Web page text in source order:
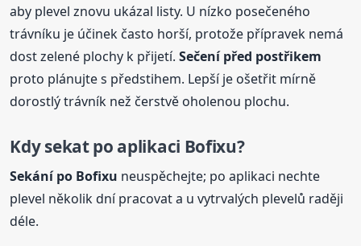
aby plevel znovu ukázal listy. U nízko posečeného
trávníku je účinek často horší, protože přípravek nemá
dost zelené plochy k přijetí.Sečení před postřikem
proto plánujte s předstihem. Lepší je ošetřit mírně
dorostlý trávník než čerstvě oholenou plochu.
Kdy sekat po aplikaci Bofixu?
Sekání po Bofixu neuspěchejte; po aplikaci nechte
plevel několik dní pracovat a u vytrvalých plevelů raději
déle.